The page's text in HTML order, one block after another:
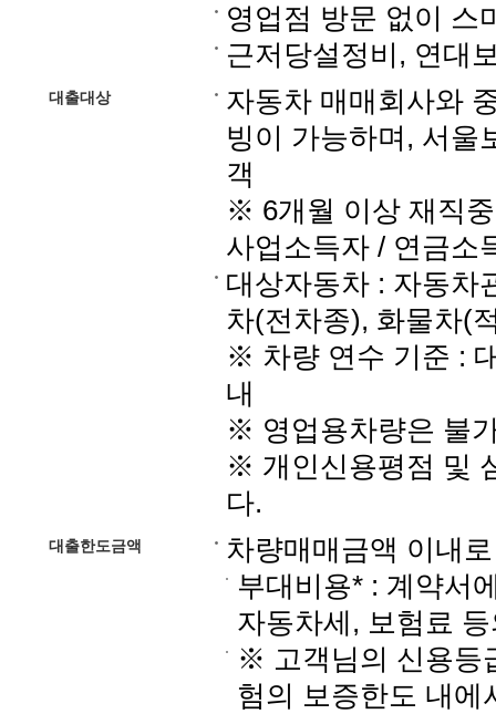
영업점 방문 없이 스
근저당설정비, 연대
대출대상
자동차 매매회사와
빙이 가능하며, 서울
객
※ 6개월 이상 재직
사업소득자 / 연금소
대상자동차 : 자동차
차(전차종), 화물차(
※ 차량 연수 기준 :
내
※ 영업용차량은 불
※ 개인신용평점 및
다.
대출한도금액
차량매매금액 이내
부대비용* : 계약서
자동차세, 보험료
※ 고객님의 신용등
험의 보증한도 내에